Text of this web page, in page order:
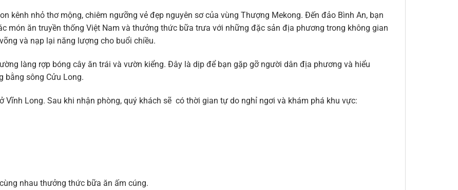
kênh nhỏ thơ mộng, chiêm ngưỡng vẻ đẹp nguyên sơ của vùng Thượng Mekong. Đến đảo Bình An, bạn
món ăn truyền thống Việt Nam và thưởng thức bữa trưa với những đặc sản địa phương trong không gian
và nạp lại năng lượng cho buổi chiều.
làng rợp bóng cây ăn trái và vườn kiểng. Đây là dịp để bạn gặp gỡ người dân địa phương và hiểu
bằng sông Cửu Long.
Vĩnh Long. Sau khi nhận phòng, quý khách sẽ có thời gian tự do nghỉ ngơi và khám phá khu vực:
nhau thưởng thức bữa ăn ấm cúng.